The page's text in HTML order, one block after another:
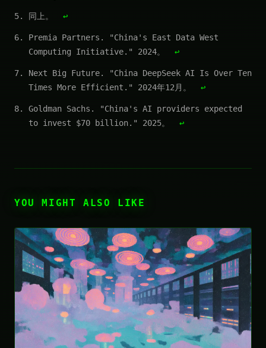
同上。 ↩
Premia Partners. "China's East Data West
Computing Initiative." 2024。
↩
Next Big Future. "China DeepSeek AI Is Over Ten
Times More Efficient." 2024年12月。
↩
Goldman Sachs. "China's AI providers expected
to invest $70 billion." 2025。
↩
YOU MIGHT ALSO LIKE